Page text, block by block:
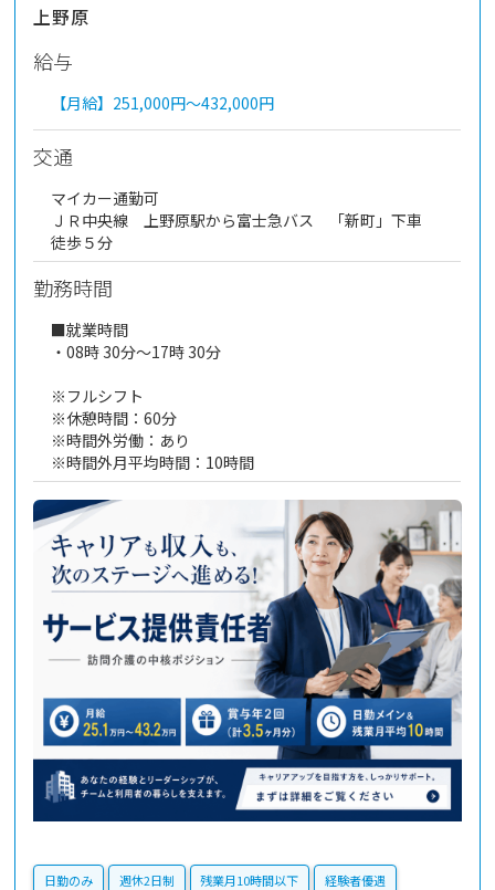
上野原
給与
【月給】 251,000円～432,000円
交通
マイカー通勤可
ＪＲ中央線 上野原駅から富士急バス 「新町」下車
徒歩５分
勤務時間
■就業時間
・08時 30分～17時 30分
※フルシフト
※休憩時間：60分
※時間外労働：あり
※時間外月平均時間：10時間
日勤のみ 週休2日制 残業月10時間以下 経験者優遇